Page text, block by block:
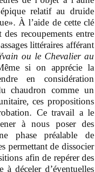
relatif au druide
À l’aide de cette clé
recoupements entre
littéraires afférant
ou le Chevalier au
si on apprécie la
en considération
chaudron comme un
ces propositions
Ce travail a le
à nous poser des
phase préalable de
permettant de dissocier
afin de repérer des
à déceler d’éventuelles